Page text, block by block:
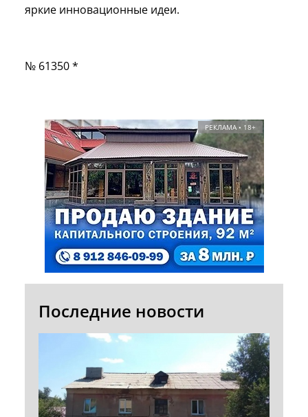
яркие инновационные идеи.
№ 61350 *
РЕКЛАМА • 18+
Последние новости